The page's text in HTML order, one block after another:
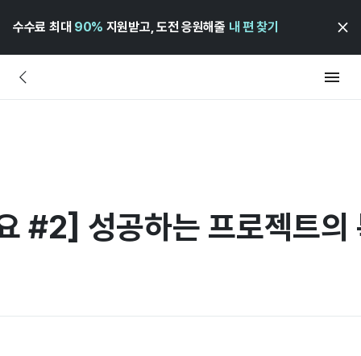
수수료 최대 90% 지원받고, 도전 응원해줄 내 편 찾기
#2] 성공하는 프로젝트의